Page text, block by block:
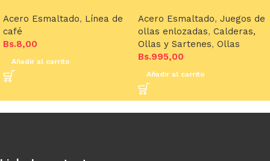
Acero Esmaltado, Línea de
café
Bs.8,00
Añadir al carrito
Acero Esmaltado, Juegos de
ollas enlozadas, Calderas,
Ollas y Sartenes, Ollas
Bs.995,00
Añadir al carrito